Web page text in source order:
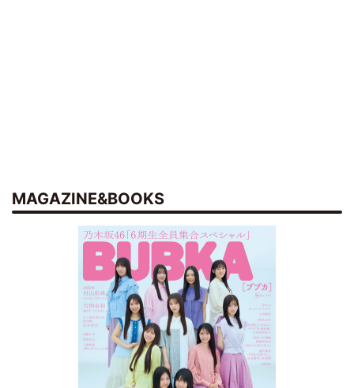
MAGAZINE&BOOKS